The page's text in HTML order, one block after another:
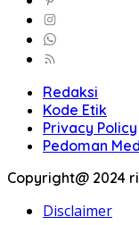
Redaksi
Kode Etik
Privacy Policy
Pedoman
Copyright@ 2024
Disclaimer